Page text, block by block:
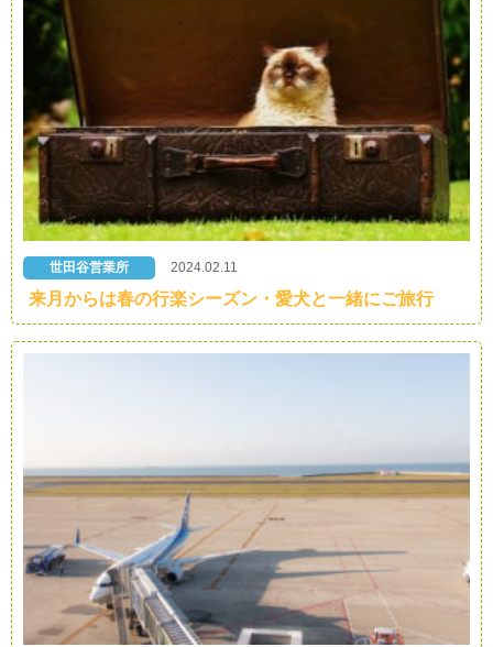
世田谷営業所 2024.02.11
来月からは春の行楽シーズン・愛犬と一緒にご旅行